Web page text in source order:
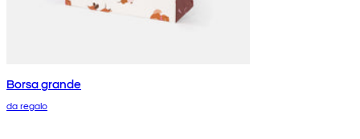
Borsa grande
da regalo